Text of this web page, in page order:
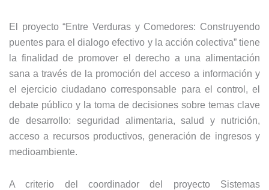
El proyecto “Entre Verduras y Comedores: Construyendo
puentes para el dialogo efectivo y la acción colectiva” tiene
la finalidad de promover el derecho a una alimentación
sana a través de la promoción del acceso a información y
el ejercicio ciudadano corresponsable para el control, el
debate público y la toma de decisiones sobre temas clave
de desarrollo: seguridad alimentaria, salud y nutrición,
acceso a recursos productivos, generación de ingresos y
medioambiente.
A criterio del coordinador del proyecto Sistemas